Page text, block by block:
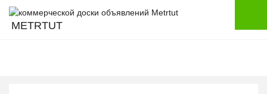
METRTUT